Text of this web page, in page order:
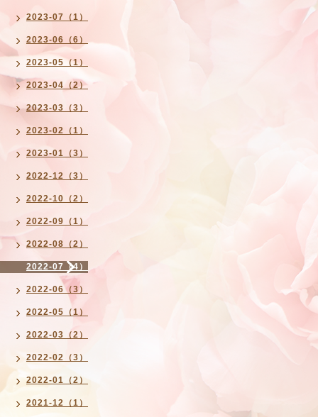
2023-07（1）
2023-06（6）
2023-05（1）
2023-04（2）
2023-03（3）
2023-02（1）
2023-01（3）
2022-12（3）
2022-10（2）
2022-09（1）
2022-08（2）
2022-07（4）
2022-06（3）
2022-05（1）
2022-03（2）
2022-02（3）
2022-01（2）
2021-12（1）